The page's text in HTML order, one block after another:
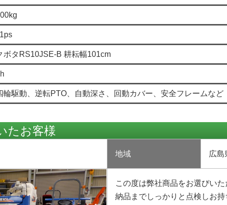
ボタRS10JSE-B 耕耘幅101cm
輪駆動、逆転PTO、自動深さ、回動カバー、安全フレームなど
たお客様
地域 広島
この度は弊社商品をお選びい
納品までしっかりと点検しお